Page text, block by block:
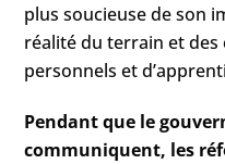
plus soucieuse de son
réalité du terrain et
personnels et
Pendant que le
communiquent, les